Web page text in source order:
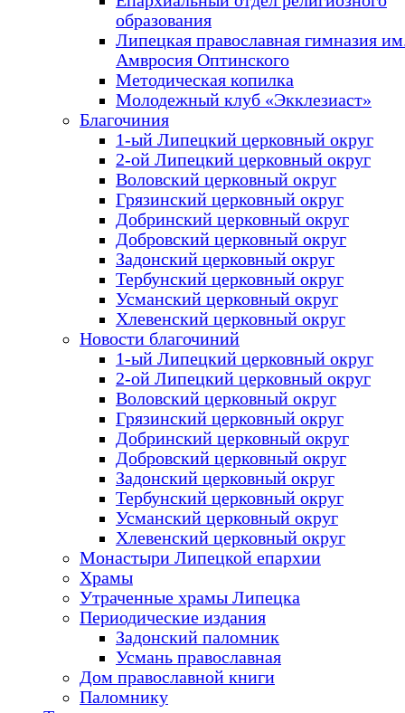
образования
Липецкая православная гимназия
Амвросия Оптинского
Методическая копилка
Молодежный клуб «Экклезиаст»
Благочиния
1-ый Липецкий церковный округ
2-ой Липецкий церковный округ
Воловский церковный округ
Грязинский церковный округ
Добринский церковный округ
Добровский церковный округ
Задонский церковный округ
Тербунский церковный округ
Усманский церковный округ
Хлевенский церковный округ
Новости благочиний
1-ый Липецкий церковный округ
2-ой Липецкий церковный округ
Воловский церковный округ
Грязинский церковный округ
Добринский церковный округ
Добровский церковный округ
Задонский церковный округ
Тербунский церковный округ
Усманский церковный округ
Хлевенский церковный округ
Монастыри Липецкой епархии
Храмы
Утраченные храмы Липецка
Периодические издания
Задонский паломник
Усмань православная
Дом православной книги
Паломнику